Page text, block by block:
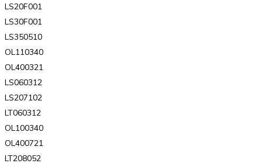
LS20F001
LS30F001
LS350510
OL110340
OL400321
LS060312
LS207102
LT060312
OL100340
OL400721
LT208052